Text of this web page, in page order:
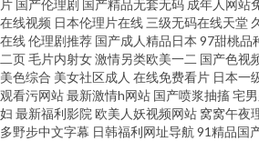
片 国产伦理剧 国产精品无套无码 成年人网站
在线视频 日本伦理片在线 三级无码在线天堂
在线伦理剧推荐 国产成人精品日本 97甜桃品
二页毛片内射女激情另类欧美一二 国产色视
美色综合 美女社区成人 在线免费看片 日本一
观看污网站最新激情h网站 国产喷浆抽搐宅
妇 最新福利影院 欧美人妖视频网站 窝窝午夜
多野步中文字幕 日韩福利网址导航 91精品国